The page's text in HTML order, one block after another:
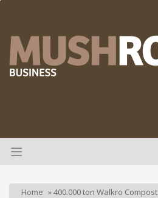
Home »400.000 ton Walkro Compost